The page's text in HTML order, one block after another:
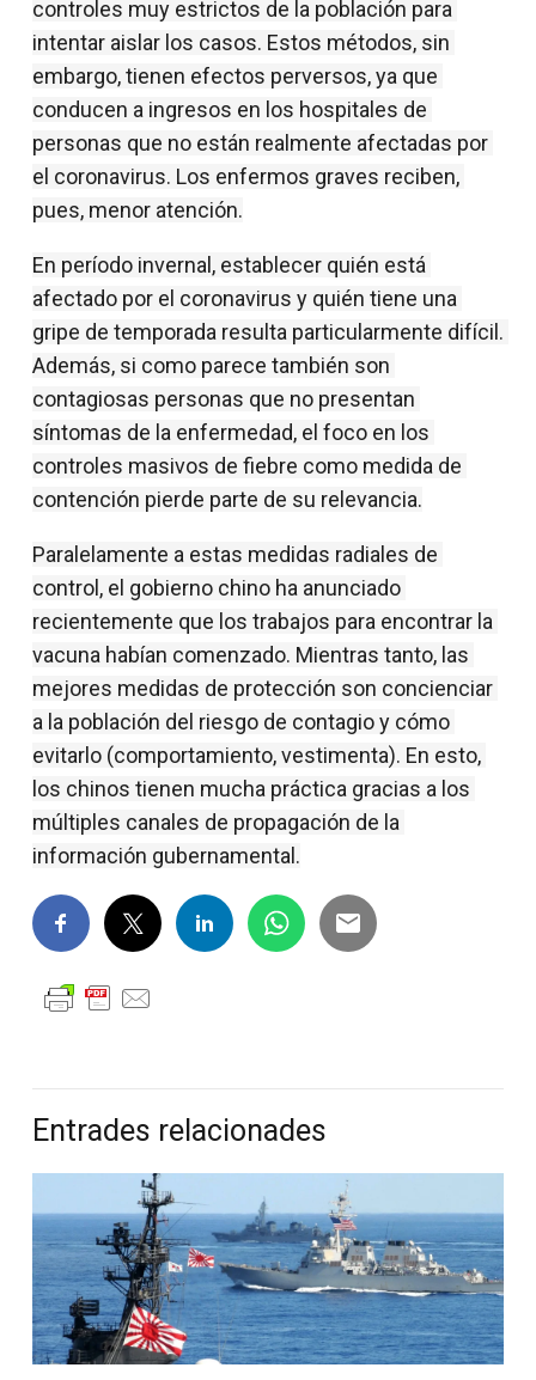
controles muy estrictos de la población para
intentar aislar los casos. Estos métodos, sin
embargo, tienen efectos perversos, ya que
conducen a ingresos en los hospitales de
personas que no están realmente afectadas por
el coronavirus. Los enfermos graves reciben,
pues, menor atención.
En período invernal, establecer quién está
afectado por el coronavirus y quién tiene una
gripe de temporada resulta particularmente difícil.
Además, si como parece también son
contagiosas personas que no presentan
síntomas de la enfermedad, el foco en los
controles masivos de fiebre como medida de
contención pierde parte de su relevancia.
Paralelamente a estas medidas radiales de
control, el gobierno chino ha anunciado
recientemente que los trabajos para encontrar la
vacuna habían comenzado. Mientras tanto, las
mejores medidas de protección son concienciar
a la población del riesgo de contagio y cómo
evitarlo (comportamiento, vestimenta). En esto,
los chinos tienen mucha práctica gracias a los
múltiples canales de propagación de la
información gubernamental.
Entrades relacionades